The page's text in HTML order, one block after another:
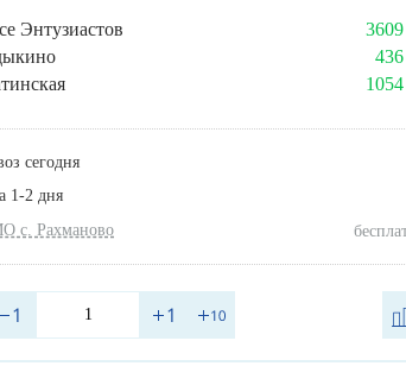
Энтузиастов
сегодня
1-2 дня
с. Рахманово